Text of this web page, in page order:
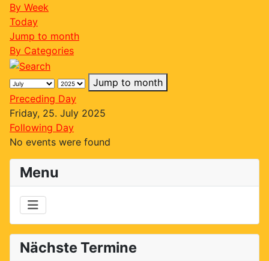
Menu
Nächste Termine
By Week
Today
Jump to month
By Categories
Jump to month
Preceding Day
Friday, 25. July 2025
Following Day
No events were found